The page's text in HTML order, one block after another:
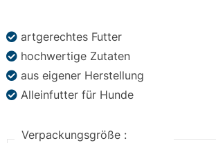
artgerechtes Futter
hochwertige Zutaten
aus eigener Herstellung
Alleinfutter für Hunde
Verpackungsgröße :